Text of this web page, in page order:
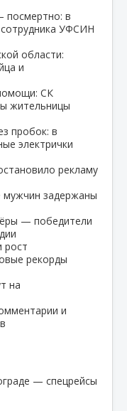
в
УФСИН
области:
и
СК
жительницы
пробок: в
электрички
рекламу
мужчин задержаны
— победители
рост
рекорды
на
и
— спецрейсы